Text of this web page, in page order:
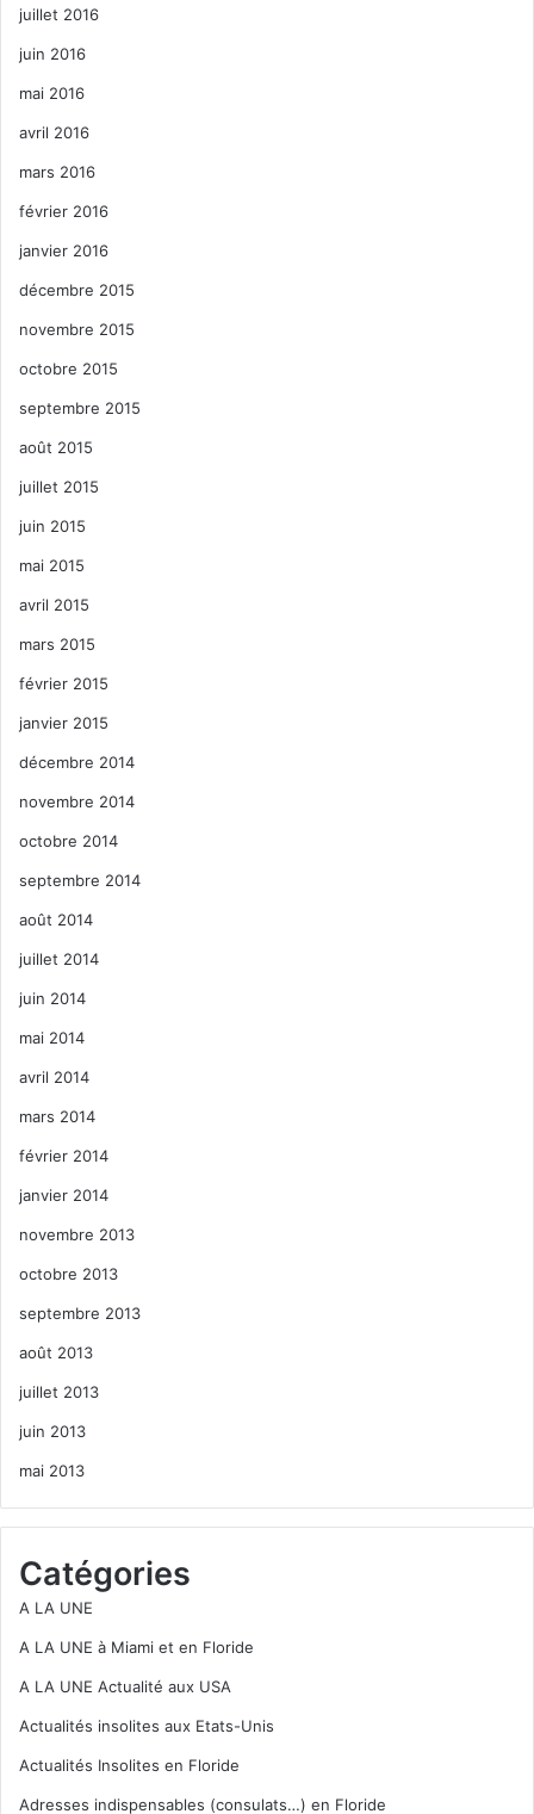
juillet 2016
juin 2016
mai 2016
avril 2016
mars 2016
février 2016
janvier 2016
décembre 2015
novembre 2015
octobre 2015
septembre 2015
août 2015
juillet 2015
juin 2015
mai 2015
avril 2015
mars 2015
février 2015
janvier 2015
décembre 2014
novembre 2014
octobre 2014
septembre 2014
août 2014
juillet 2014
juin 2014
mai 2014
avril 2014
mars 2014
février 2014
janvier 2014
novembre 2013
octobre 2013
septembre 2013
août 2013
juillet 2013
juin 2013
mai 2013
Catégories
A LA UNE
A LA UNE à Miami et en Floride
A LA UNE Actualité aux USA
Actualités insolites aux Etats-Unis
Actualités Insolites en Floride
Adresses indispensables (consulats…) en Floride